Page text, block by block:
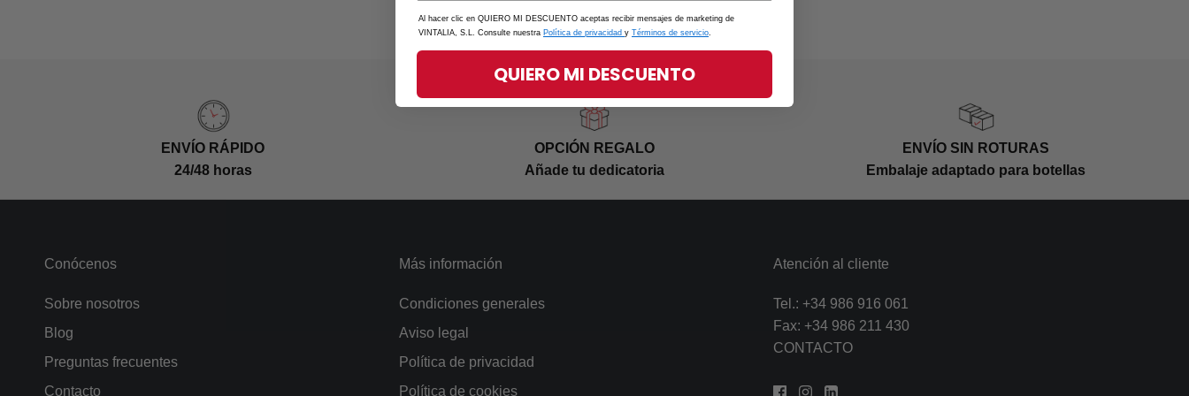
ENVÍO RÁPIDO
24/48 horas
OPCIÓN REGALO
Añade tu dedicatoria
ENVÍO SIN ROTURAS
Embalaje adaptado para botellas
Conócenos
Sobre nosotros
Blog
Preguntas frecuentes
Contacto
Más información
Condiciones generales
Aviso legal
Política de privacidad
Política de cookies
Atención al cliente
Tel.: +34 986 916 061
Fax: +34 986 211 430
CONTACTO
Al hacer clic en QUIERO MI DESCUENTO aceptas recibir mensajes de marketing de
VINTALIA, S.L. Consulte nuestra Política de privacidad y Términos de servicio
QUIERO MI DESCUENTO